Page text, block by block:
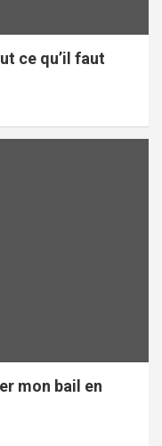
ce qu’il faut
mon bail en